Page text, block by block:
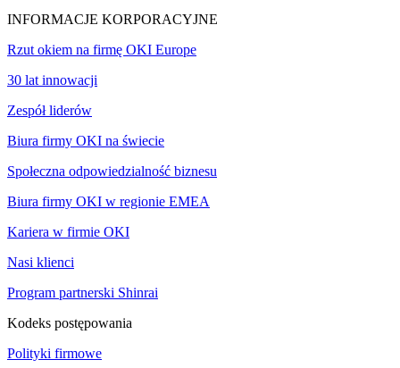
INFORMACJE KORPORACYJNE
Rzut okiem na firmę OKI Europe
30 lat innowacji
Zespół liderów
Biura firmy OKI na świecie
Społeczna odpowiedzialność biznesu
Biura firmy OKI w regionie EMEA
Kariera w firmie OKI
Nasi klienci
Program partnerski Shinrai
Kodeks postępowania
Polityki firmowe